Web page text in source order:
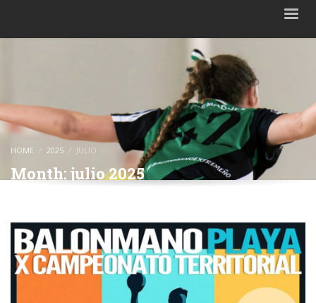
HOME 2025 JULIO
Month: julio 2025